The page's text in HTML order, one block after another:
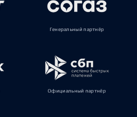
Генеральный партнёр
Официальный партнёр